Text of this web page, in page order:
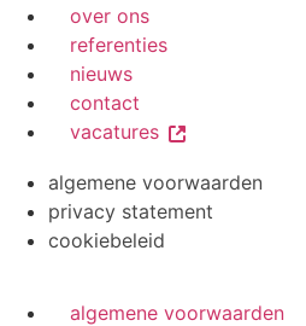
over ons
referenties
nieuws
contact
vacatures
algemene voorwaarden
privacy statement
cookiebeleid
algemene voorwaarden